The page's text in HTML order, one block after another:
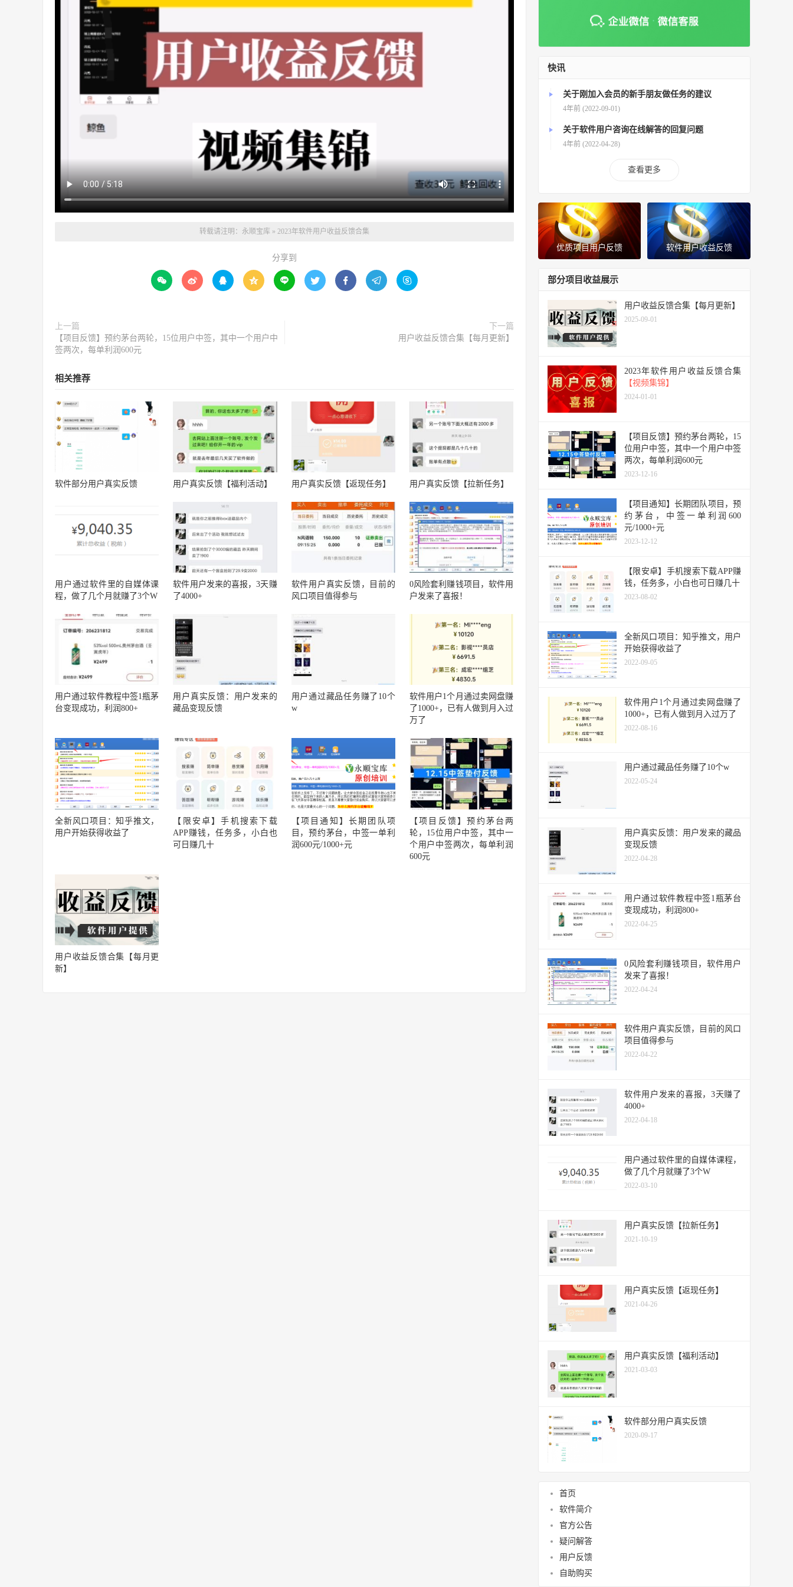
转载请注明： 永顺宝库 » 2023年软件用户收益反馈合集
分享到
        
上一篇
【项目反馈】预约茅台两轮，15位用户中签，其中一个用户中
签两次，每单利润600元
下一篇
用户收益反馈合集【每月更新】
相关推荐
软件部分用户真实反馈 用户真实反馈【福利活动】 用户真实反馈【返现任务】 用户真实反馈【拉新任务】
用户通过软件里的自媒体课
程，做了几个月就赚了3个W
软件用户发来的喜报，3天赚
了4000+
软件用户真实反馈，目前的
风口项目值得参与
0风险套利赚钱项目，软件用
户发来了喜报！
用户通过软件教程中签1瓶茅
台变现成功，利润800+
用户真实反馈：用户发来的
藏品变现反馈
用户通过藏品任务赚了10个
w
软件用户1个月通过卖网盘赚
了1000+，已有人做到月入过
万了
全新风口项目：知乎推文，
用户开始获得收益了
【限安卓】手机搜索下载
APP赚钱，任务多，小白也
可日赚几十
【项目通知】长期团队项
目，预约茅台，中签一单利
润600元/1000+元
【项目反馈】预约茅台两
轮，15位用户中签，其中一
个用户中签两次，每单利润
600元
用户收益反馈合集【每月更
新】
快讯
关于刚加入会员的新手朋友做任务的建议
4年前 (2022-09-01)
关于软件用户咨询在线解答的回复问题
4年前 (2022-04-28)
查看更多
优质项目用户反馈 软件用户收益反馈
部分项目收益展示
用户收益反馈合集【每月更新】
2025-09-01
2023年软件用户收益反馈合集
【视频集锦】
2024-01-01
【项目反馈】预约茅台两轮，15
位用户中签，其中一个用户中签
两次，每单利润600元
2023-12-16
【项目通知】长期团队项目，预
约茅台，中签一单利润600
元/1000+元
2023-12-12
【限安卓】手机搜索下载APP赚
钱，任务多，小白也可日赚几十
2023-08-02
全新风口项目：知乎推文，用户
开始获得收益了
2022-09-05
软件用户1个月通过卖网盘赚了
1000+，已有人做到月入过万了
2022-08-16
用户通过藏品任务赚了10个w
2022-05-24
用户真实反馈：用户发来的藏品
变现反馈
2022-04-28
用户通过软件教程中签1瓶茅台
变现成功，利润800+
2022-04-25
0风险套利赚钱项目，软件用户
发来了喜报！
2022-04-24
软件用户真实反馈，目前的风口
项目值得参与
2022-04-22
软件用户发来的喜报，3天赚了
4000+
2022-04-18
用户通过软件里的自媒体课程，
做了几个月就赚了3个W
2022-03-10
用户真实反馈【拉新任务】
2021-10-19
用户真实反馈【返现任务】
2021-04-26
用户真实反馈【福利活动】
2021-03-03
软件部分用户真实反馈
2020-09-17
首页
软件简介
官方公告
疑问解答
用户反馈
自助购买